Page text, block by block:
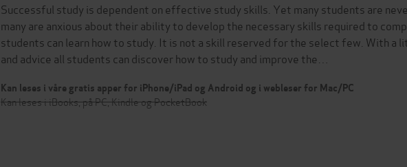
Successful study is dependent on effective study skills. Yet many students are
many are anxious about their ability to develop the necessary skills required to
students can learn how to study. It is not a skill reserved for the select few. With a
and advice all students can discover how to study and improve the…
Kan leses i våre gratis apper for iPhone/iPad og Android og i webleser for Mac/PC
Kan leses i iBooks, på PC, Kindle og PocketBook